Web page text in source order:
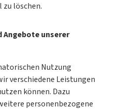
löschen.
Angebote unserer
Nutzung
verschiedene Leistungen
können. Dazu
personenbezogene